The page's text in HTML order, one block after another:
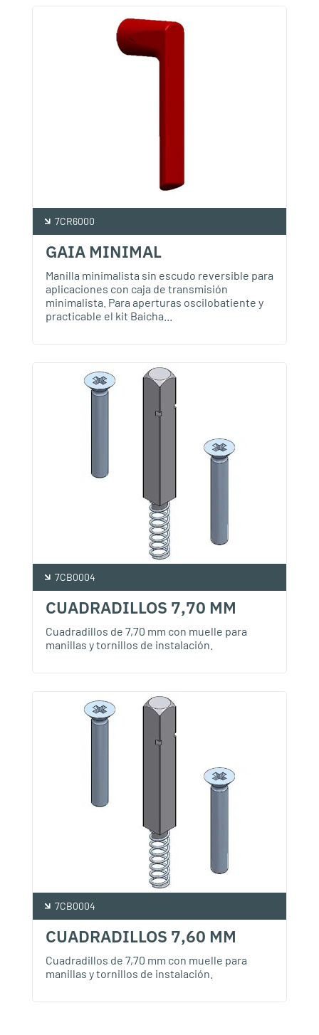
7CR6000
GAIA MINIMAL
Manilla minimalista sin escudo reversible para
aplicaciones con caja de transmisión
minimalista. Para aperturas oscilobatiente y
practicable el kit Baicha...
7CB0004
CUADRADILLOS 7,70 MM
Cuadradillos de 7,70 mm con muelle para
manillas y tornillos de instalación.
7CB0004
CUADRADILLOS 7,60 MM
Cuadradillos de 7,70 mm con muelle para
manillas y tornillos de instalación.